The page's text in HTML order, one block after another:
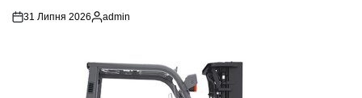
31 Липня 2026
Опубліковано
admin